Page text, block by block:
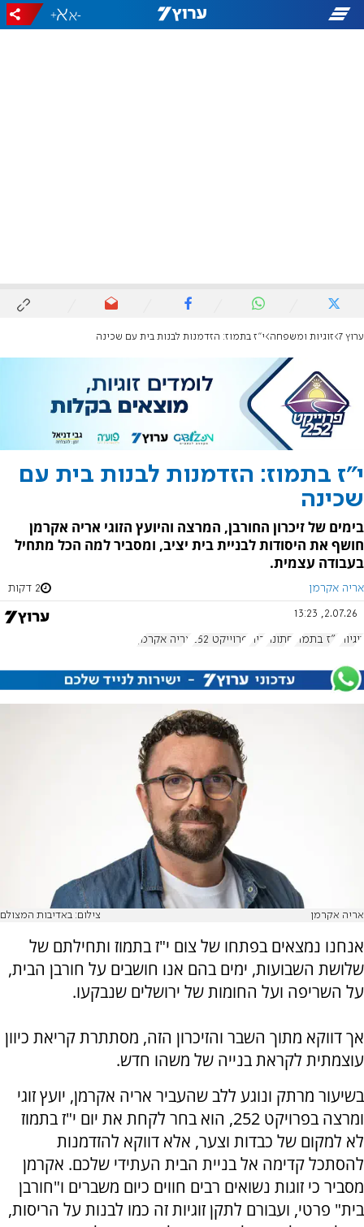
-
+
ערוץ 7 זוגיות ומשפחה י"ז בתמוז: הזדמנות לבנות בית עם שכינה
י"ז בתמוז: הזדמנות לבנות בית עם
שכינה
בימים של זיכרון החורבן, המרצה והיועץ הזוגי אריה אקרמן
חושף את היסודות לבניית בית יציב, ומסביר למה הכל מתחיל
בעבודה עצמית.
אריה אקרמן 2 דקות
2.07.26, 13:23
זוגיות י"ז בתמוז חתונה בית פרוייקט 252 אריה אקרמן
אריה אקרמן צילום: באדיבות המצולם
אנחנו נמצאים בפתחו של צום י"ז בתמוז ותחילתם של
שלושת השבועות, ימים בהם אנו חושבים על חורבן הבית,
על השריפה ועל החומות של ירושלים שנבקעו.
אך דווקא מתוך השבר והזיכרון הזה, מסתתרת קריאת כיוון
עוצמתית לקראת בנייה של משהו חדש.
בשיעור מרתק ונוגע ללב שהעביר אריה אקרמן, יועץ זוגי
ומרצה בפרויקט 252, הוא בחר לקחת את יום י"ז בתמוז
לא למקום של כבדות וצער, אלא דווקא להזדמנות
להסתכל קדימה אל בניית הבית העתידי שלכם. אקרמן
מסביר כי זוגות נשואים רבים חווים כיום משברים ו"חורבן
בית" פרטי, ועבורם לתקן זוגיות זה כמו לבנות על הריסות,